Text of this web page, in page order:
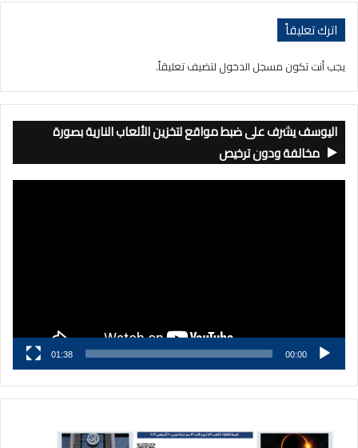
اترك تعليقاً
يجب أنت تكون مسجل الدخول لتضيف تعليقاً.
اليوسف يشرف على ضبط مواقع لتخزين الألعاب النارية بصورة
مخالفة ودون ترخيص
00:00
01:38